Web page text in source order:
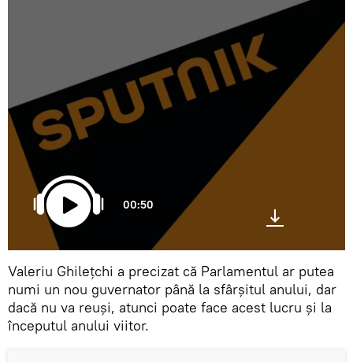
00:50
Valeriu Ghilețchi a precizat că Parlamentul ar putea
numi un nou guvernator până la sfârșitul anului, dar
dacă nu va reuși, atunci poate face acest lucru și la
începutul anului viitor.